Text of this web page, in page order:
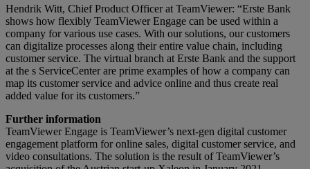
Hendrik Witt, Chief Product Officer at TeamViewer: “Erste Bank
shows how flexibly TeamViewer Engage can be used within a
company for various use cases. With our solutions, our customers
can digitalize processes along their entire value chain, including
customer service. The virtual branch at Erste Bank and the support
at the s ServiceCenter are prime examples of how a company can
map its customer service and advice online and thus create real
added value for its customers.”
Further information
TeamViewer Engage is TeamViewer’s next-gen digital customer
engagement platform for online sales, digital customer service, and
video consultations. The solution is the result of TeamViewer’s